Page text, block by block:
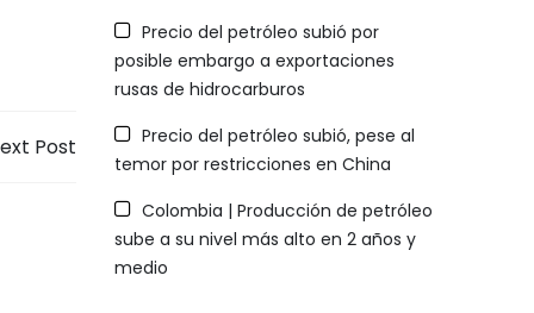
Post
Precio del petróleo subió por
posible embargo a exportaciones
rusas de hidrocarburos
Precio del petróleo subió, pese al
temor por restricciones en China
Colombia | Producción de petróleo
sube a su nivel más alto en 2 años y
medio